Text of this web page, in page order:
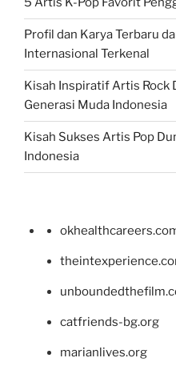
Profil dan Karya Terbaru
Internasional Terkenal
Kisah Inspiratif Artis Rock
Generasi Muda Indonesia
Kisah Sukses Artis Pop
Indonesia
catfriends-bg.org
marianlives.org